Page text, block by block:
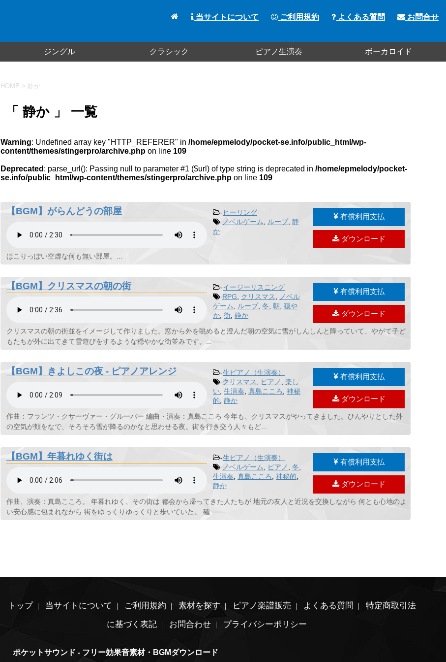
ジングル クラシック ピアノ生演奏 ボーカロイド
当サイトについて ご利用規約 よくある質問 お問合せ
HOME > 静か
「 静か 」 一覧
Warning: Undefined array key "HTTP_REFERER" in /home/epmelody/pocket-se.info/public_html/wp-
content/themes/stingerpro/archive.php on line 109
Deprecated : parse_url(): Passing null to parameter #1 ($url) of type string is deprecated in /home/epmelody/pocket-
se.info/public_html/wp-content/themes/stingerpro/archive.php on line 109
【BGM】がらんどうの部屋 -ヒーリング
ノベルゲーム
ループ, 静
か
有償利用支払
ダウンロード
ほこりっぽい空虚な何も無い部屋。...
【BGM】クリスマスの朝の街 -イージーリスニング
RPG
クリスマス
ノベル
ゲーム
ループ, 冬 朝 穏や
か 街 静か
有償利用支払
ダウンロード
クリスマスの朝の街並をイメージして作りました。窓から外を眺めると澄んだ朝の空気に雪がしんしんと降っていて、やがて子ど
もたちが外に出てきて雪遊びをするような穏やかな街並みです。...
【BGM】きよしこの夜 - ピアノアレンジ -生ピアノ（生演奏）
クリスマス
ピアノ
楽し
い 生演奏 真島こころ
神秘
的 静か
有償利用支払
ダウンロード
作曲：フランツ・クサーヴァー・グルーバー 編曲・演奏：真島こころ 今年も、クリスマスがやってきました。ひんやりとした外
の空気が頬をなで、そろそろ雪が降るのかなと思わせる夜。街を行き交う人々もど...
【BGM】年暮れゆく街は -生ピアノ（生演奏）
ノベルゲーム
ピアノ 冬
生演奏 真島こころ 神秘的
静か
有償利用支払
ダウンロード
作曲、演奏：真島こころ。 年暮れゆく、その街は 都会から帰ってきた人たちが 地元の友人と近況を交換しながら 何とも心地のよ
い安心感に包まれながら 街をゆっくりゆっくりと歩いていた。 確...
トップ 当サイトについて ご利用規約 素材を探す ピアノ楽譜販売 よくある質問
特定商取引法
に基づく表記
お問合わせ プライバシーポリシー
ポケットサウンド - フリー効果音素材・BGMダウンロード